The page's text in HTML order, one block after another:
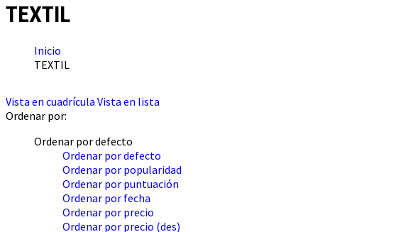
TEXTIL
Inicio
TEXTIL
Vista en cuadrícula Vista en lista
Ordenar por:
Ordenar por defecto
Ordenar por defecto
Ordenar por popularidad
Ordenar por puntuación
Ordenar por fecha
Ordenar por precio
Ordenar por precio (des)